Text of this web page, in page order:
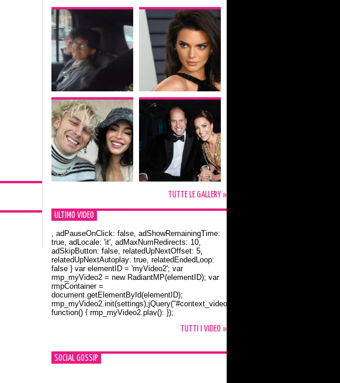
TUTTE LE GALLERY »
ULTIMO VIDEO
Orlando Bloom e la t-shirt dedicata a Flynn
, adPauseOnClick: false, adShowRemainingTime:
true, adLocale: 'it', adMaxNumRedirects: 10,
adSkipButton: false, relatedUpNextOffset: 5,
relatedUpNextAutoplay: true, relatedEndedLoop:
false } var elementID = 'myVideo2'; var
rmp_myVideo2 = new RadiantMP(elementID); var
rmpContainer =
document.getElementById(elementID);
rmp_myVideo2.init(settings);jQuery("#context_video2").one("mouseover",
function() { rmp_myVideo2.play(); });
TUTTI I VIDEO »
SOCIAL GOSSIP